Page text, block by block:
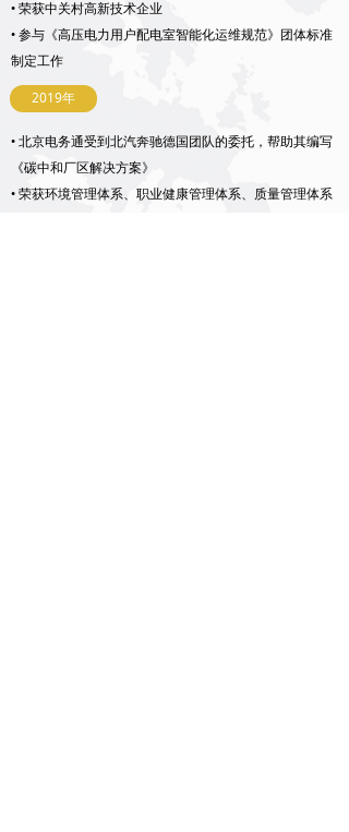
2019年
• 荣获中关村高新技术企业
• 参与《高压电力用户配电室智能化运维规范》团体标准
制定工作
• 北京电务通受到北汽奔驰德国团队的委托，帮助其编写
《碳中和厂区解决方案》
• 荣获环境管理体系、职业健康管理体系、质量管理体系